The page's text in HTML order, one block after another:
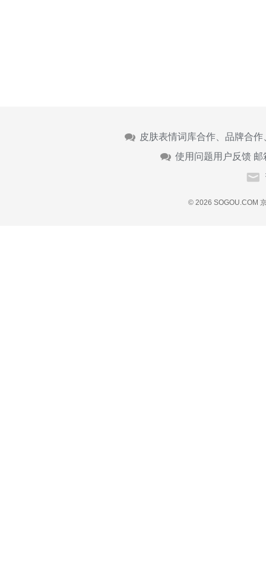
皮肤表情词库合作、品牌合
使用问题用户反馈 邮
© 2026 SOGOU.COM